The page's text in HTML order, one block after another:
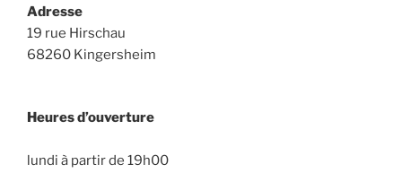
Adresse
19 rue Hirschau
68260 Kingersheim
Heures d’ouverture
lundi à partir de 19h00